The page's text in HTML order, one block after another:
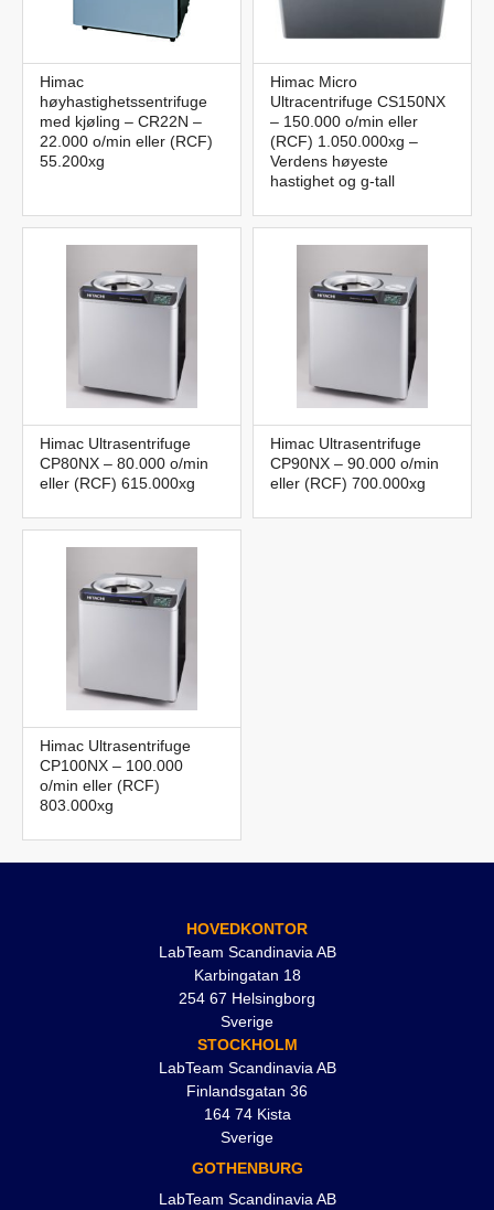
Himac
høyhastighetssentrifuge
med kjøling – CR22N –
22.000 o/min eller (RCF)
55.200xg
Himac Micro
Ultracentrifuge CS150NX
– 150.000 o/min eller
(RCF) 1.050.000xg –
Verdens høyeste
hastighet og g-tall
Himac Ultrasentrifuge
CP80NX – 80.000 o/min
eller (RCF) 615.000xg
Himac Ultrasentrifuge
CP90NX – 90.000 o/min
eller (RCF) 700.000xg
Himac Ultrasentrifuge
CP100NX – 100.000
o/min eller (RCF)
803.000xg
HOVEDKONTOR
LabTeam Scandinavia AB
Karbingatan 18
254 67 Helsingborg
Sverige
STOCKHOLM
LabTeam Scandinavia AB
Finlandsgatan 36
164 74 Kista
Sverige
GOTHENBURG
LabTeam Scandinavia AB